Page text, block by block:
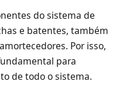
do sistema de
e batentes, também
Por isso,
para
de todo o sistema.